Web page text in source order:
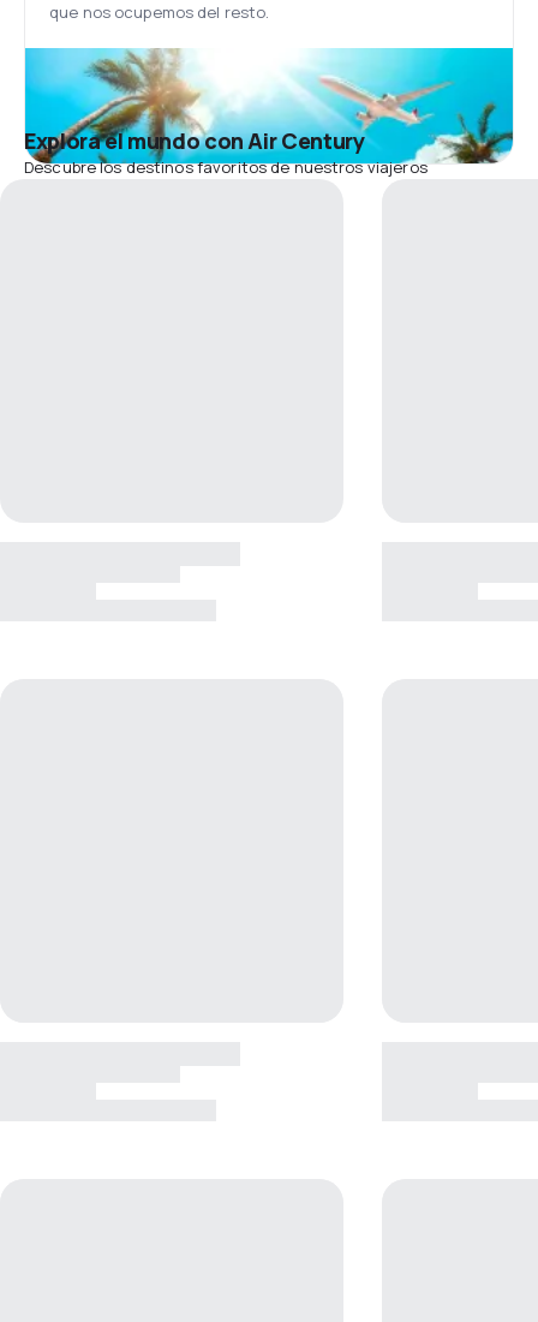
que nos ocupemos del resto.
Explora el mundo con Air Century
Descubre los destinos favoritos de nuestros viajeros